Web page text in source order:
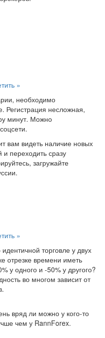
»
необходимо
Регистрация несложная,
минут. Можно
вам видеть наличие новых
переходить сразу
загружайте
»
торговле у двух
отрезке времени иметь
у одного и -50% у другого?
во многом зависит от
вряд ли можно у кого-то
чем у RannForex.